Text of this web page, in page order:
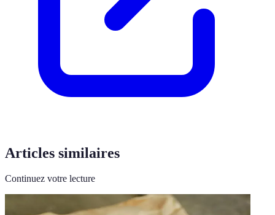
Articles similaires
Continuez votre lecture